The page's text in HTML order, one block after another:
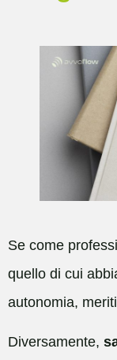
Se come
quello di cui
autonomia,
Diversamente,